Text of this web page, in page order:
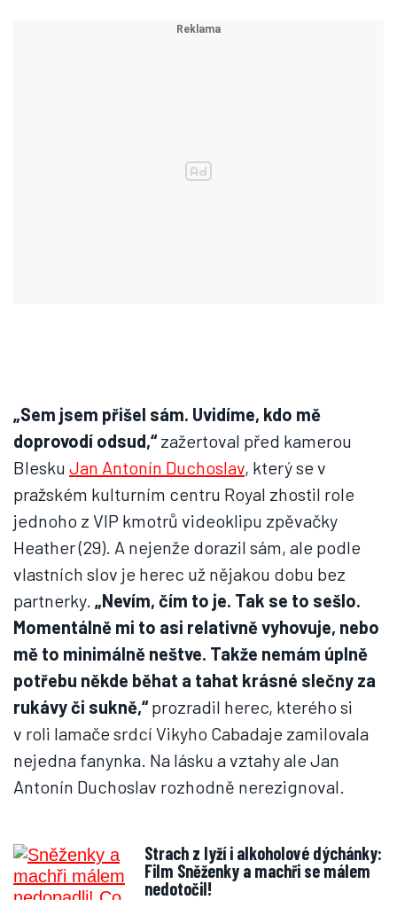
„Sem jsem přišel sám. Uvidíme, kdo mě
doprovodí odsud,“zažertoval před kamerou
Blesku Jan Antonín Duchoslav, který se v
pražském kulturním centru Royal zhostil role
jednoho z VIP kmotrů videoklipu zpěvačky
Heather (29). A nejenže dorazil sám, ale podle
vlastních slov je herec už nějakou dobu bez
partnerky. „Nevím, čím to je. Tak se to sešlo.
Momentálně mi to asi relativně vyhovuje, nebo
mě to minimálně neštve. Takže nemám úplně
potřebu někde běhat a tahat krásné slečny za
rukávy či sukně,“prozradil herec, kterého si
v roli lamače srdcí Vikyho Cabadaje zamilovala
nejedna fanynka. Na lásku a vztahy ale Jan
Antonín Duchoslav rozhodně nerezignoval.
Strach z lyží i alkoholové dýchánky:
Film Sněženky a machři se málem
nedotočil!